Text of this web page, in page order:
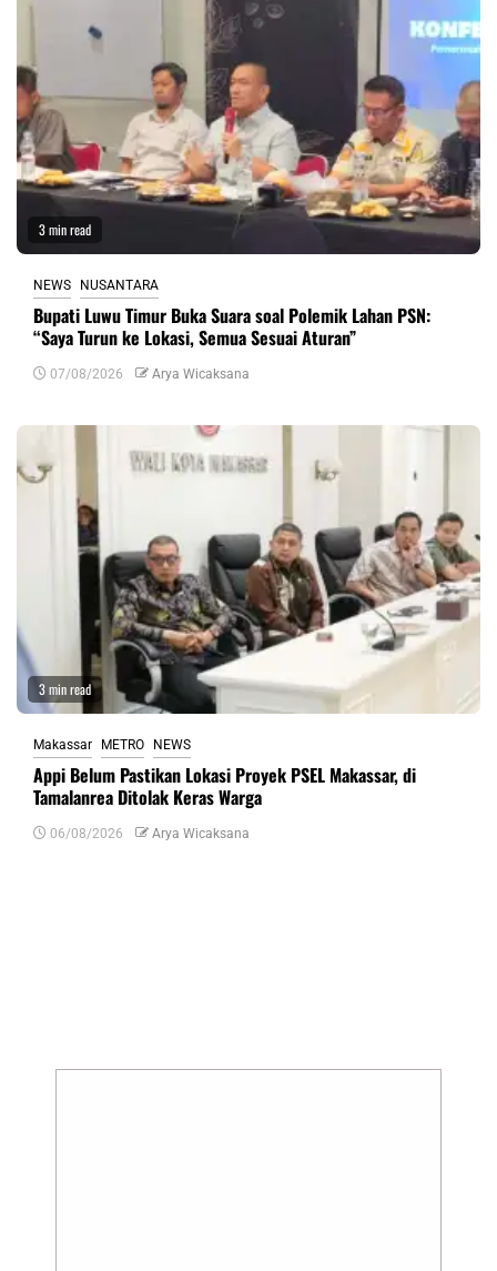
3 min read
NEWS NUSANTARA
Bupati Luwu Timur Buka Suara soal Polemik Lahan PSN:
“Saya Turun ke Lokasi, Semua Sesuai Aturan”
07/08/2026 Arya Wicaksana
3 min read
Makassar METRO NEWS
Appi Belum Pastikan Lokasi Proyek PSEL Makassar, di
Tamalanrea Ditolak Keras Warga
06/08/2026 Arya Wicaksana